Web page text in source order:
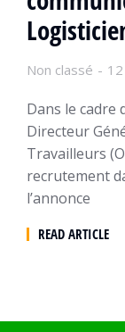
Non classé
Dans le cadre
Directeur
Travailleurs
recrutement
l’annonce
READ ARTICLE